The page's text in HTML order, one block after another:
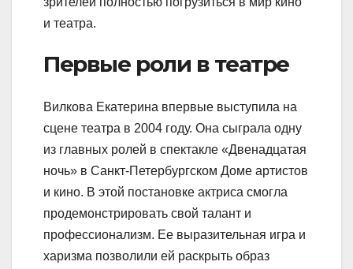
и театра.
Первые роли в театре
Вилкова Екатерина впервые выступила на
сцене театра в 2004 году. Она сыграла одну
из главных ролей в спектакле «Двенадцатая
ночь» в Санкт-Петербургском Доме артистов
и кино. В этой постановке актриса смогла
продемонстрировать свой талант и
профессионализм. Ее выразительная игра и
харизма позволили ей раскрыть образ